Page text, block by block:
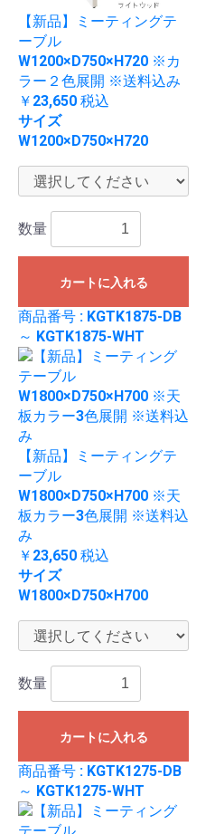
【新品】ミーティングテ
ーブル
W1200×D750×H720 ※カ
ラー２色展開 ※送料込み
￥23,650 税込
サイズ
W1200×D750×H720
数量
カートに入れる
商品番号 : KGTK1875-DB
～ KGTK1875-WHT
【新品】ミーティングテ
ーブル
W1800×D750×H700 ※天
板カラー3色展開 ※送料込
み
￥23,650 税込
サイズ
W1800×D750×H700
数量
カートに入れる
商品番号 : KGTK1275-DB
～ KGTK1275-WHT